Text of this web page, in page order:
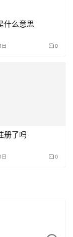
什么意思
日 0
册了吗
日 0